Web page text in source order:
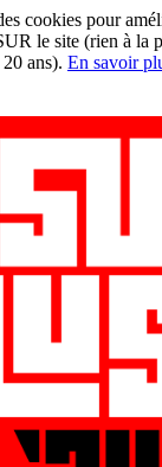
cookies pour
le site (rien à la
ans). En savoir